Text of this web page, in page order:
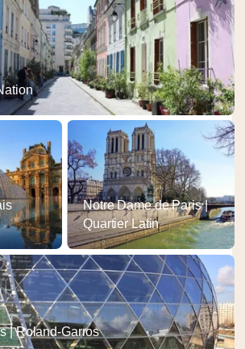
Notre Dame de Paris |
Quartier Latin
| Roland-Garros